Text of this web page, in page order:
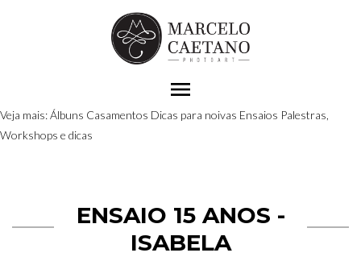
menu
Veja mais:Álbuns Casamentos Dicas para noivas Ensaios Palestras,
Workshops e dicas
ENSAIO 15 ANOS -
ISABELA